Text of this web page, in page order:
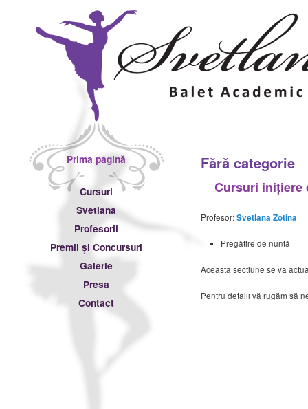
Meniu principal
Sari la conținutul principal
Sari la conținutul secundar
Prima pagină
Cursuri
Svetlana
Profesorii
Premii și Concursuri
Galerie
Presa
Contact
Fără categorie
Cursuri inițiere
Profesor:Svetlana Zotina
Pregătire de nuntă
Aceasta sectiune se va
Pentru detalii vă rugăm să